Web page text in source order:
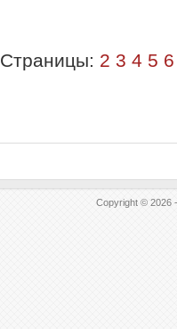
Страницы: 2 3 4 5 6
Copyright © 2026